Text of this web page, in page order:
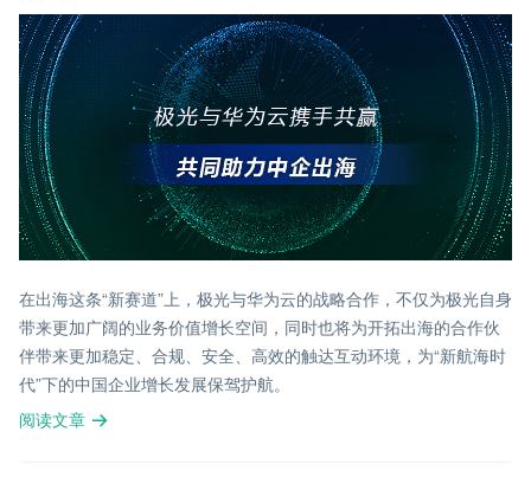
在出海这条“新赛道”上，极光与华为云的战略合作，不仅为极光自身
带来更加广阔的业务价值增长空间，同时也将为开拓出海的合作伙
伴带来更加稳定、合规、安全、高效的触达互动环境，为“新航海时
代”下的中国企业增长发展保驾护航。
阅读文章